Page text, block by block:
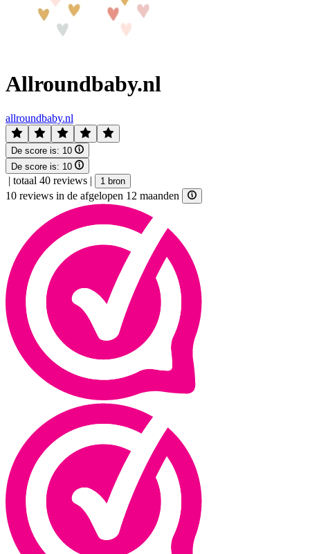
Allroundbaby.nl
allroundbaby.nl
De score is: 10
De score is: 10
| totaal 40 reviews | 1 bron
10 reviews in de afgelopen 12 maanden